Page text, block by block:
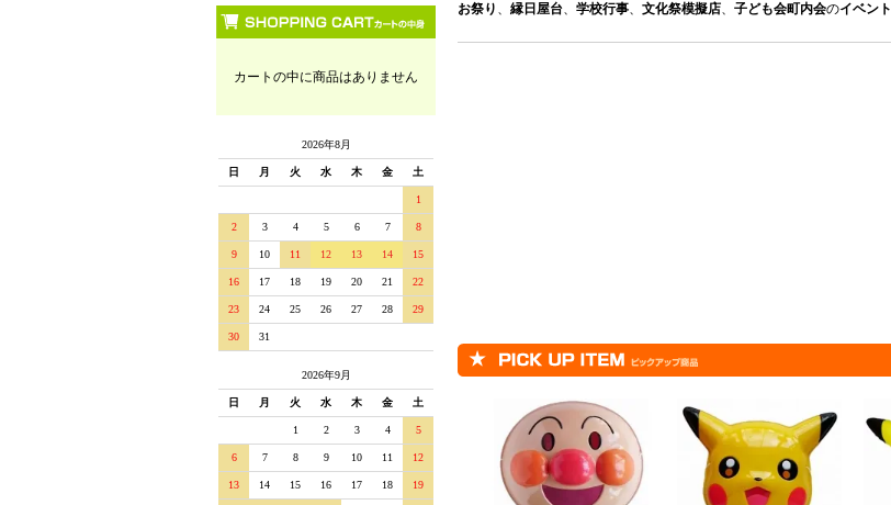
カートの中に商品はありません
2026年8月
日 月 火 水 木 金 土
1
2 3 4 5 6 7 8
9 10 11 12 13 14 15
16 17 18 19 20 21 22
23 24 25 26 27 28 29
30 31
2026年9月
日 月 火 水 木 金 土
1 2 3 4 5
6 7 8 9 10 11 12
13 14 15 16 17 18 19
お祭り 、 縁日屋台、 学校行事、 文化祭模擬店、 子ども会町内会のイベント